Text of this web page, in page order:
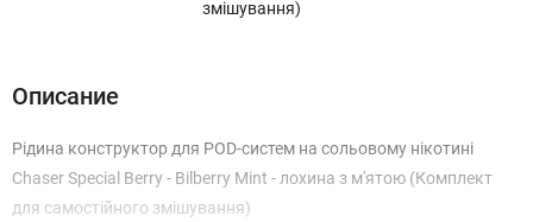
змішування)
Описание
Рідина конструктор для POD-систем на сольовому нікотині
Chaser Special Berry - Bilberry Mint - лохина з м'ятою (Комплект
для самостійного змішування)